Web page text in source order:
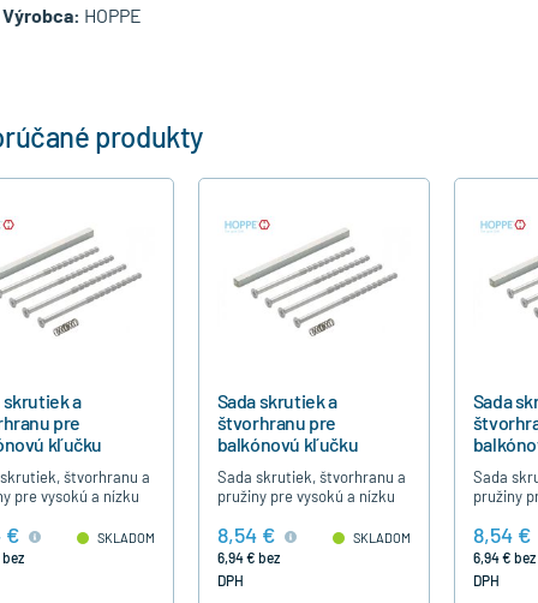
Výrobca: HOPPE
produkty
skrutiek a
pre
kľučku
63-73 mm
štvorhranu a
pre vysokú a nízku
TOULON, pre hrúbku
63-73 mm.
€ SKLADOM
Sada skrutiek a
štvorhranu pre
balkónovú kľučku
TOULON 73-83 mm
Sada skrutiek, štvorhranu a
pružiny pre vysokú a nízku
kľučku TOULON, pre hrúbku
profilu 73-83 mm.
8,54 €
6,94 € bez
DPH
SKLADOM
Sada
Sada
pružiny
kľučku
profilu
8,54 €
6,94 € bez
DPH